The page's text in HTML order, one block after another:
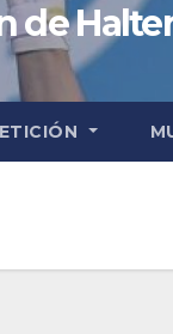
de